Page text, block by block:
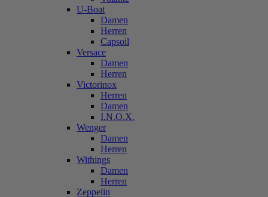
U-Boat
Damen
Herren
Capsoil
Versace
Damen
Herren
Victorinox
Herren
Damen
I.N.O.X.
Wenger
Damen
Herren
Withings
Damen
Herren
Zeppelin